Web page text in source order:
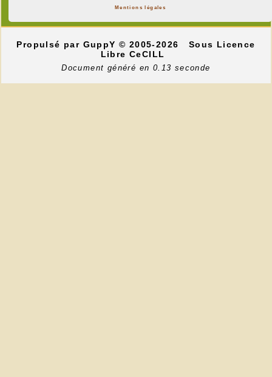
Mentions légales
Propulsé par GuppY© 2005-2026
Sous Licence
Libre CeCILL
Document généré en 0.13 seconde